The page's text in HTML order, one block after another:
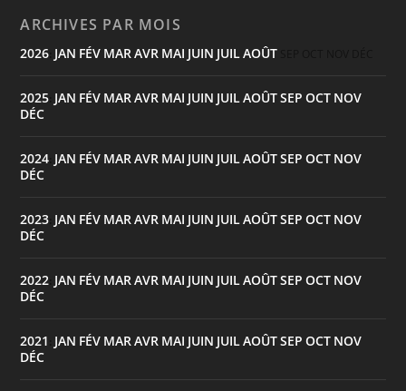
ARCHIVES PAR MOIS
2026 JAN FÉV MARAVR MAI JUIN JUILAOÛT
2025 JAN FÉV MARAVR MAI JUIN JUILAOÛTSEP OCT NOV
DÉC
2024 JAN FÉV MARAVR MAI JUIN JUILAOÛTSEP OCT NOV
DÉC
2023 JAN FÉV MARAVR MAI JUIN JUILAOÛTSEP OCT NOV
DÉC
2022 JAN FÉV MARAVR MAI JUIN JUILAOÛTSEP OCT NOV
DÉC
2021 JAN FÉV MARAVR MAI JUIN JUILAOÛTSEP OCT NOV
DÉC